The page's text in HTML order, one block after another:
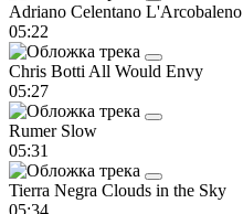
Adriano Celentano L'Arcobaleno
05:22
Chris Botti All Would Envy
05:27
Rumer Slow
05:31
Tierra Negra Clouds in the Sky
05:34